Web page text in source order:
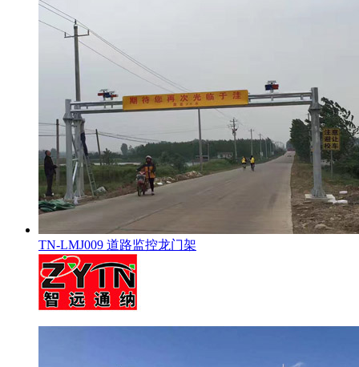
TN-LMJ009 道路监控龙门架